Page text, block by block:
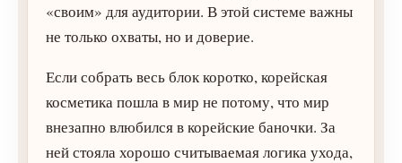
«своим» для аудитории. В этой системе важны
не только охваты, но и доверие.
Если собрать весь блок коротко, корейская
косметика пошла в мир не потому, что мир
внезапно влюбился в корейские баночки. За
ней стояла хорошо считываемая логика ухода,